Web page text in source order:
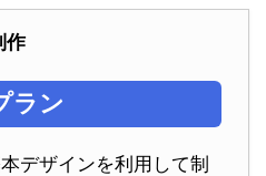
作
ラン
デザインを利用して制